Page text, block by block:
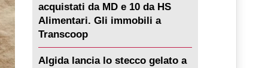
acquistati da MD e 10 da HS
Alimentari. Gli immobili a
Transcoop
Algida lancia lo stecco gelato a